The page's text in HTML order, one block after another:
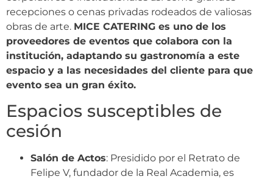
recepciones o cenas privadas rodeados de valiosas
obras de arte. MICE CATERING es uno de los
proveedores de eventos que colabora con la
institución, adaptando su gastronomía a este
espacio y a las necesidades del cliente para que
evento sea un gran éxito.
Espacios susceptibles de
cesión
Salón de Actos: Presidido por el Retrato de
Felipe V, fundador de la Real Academia, es